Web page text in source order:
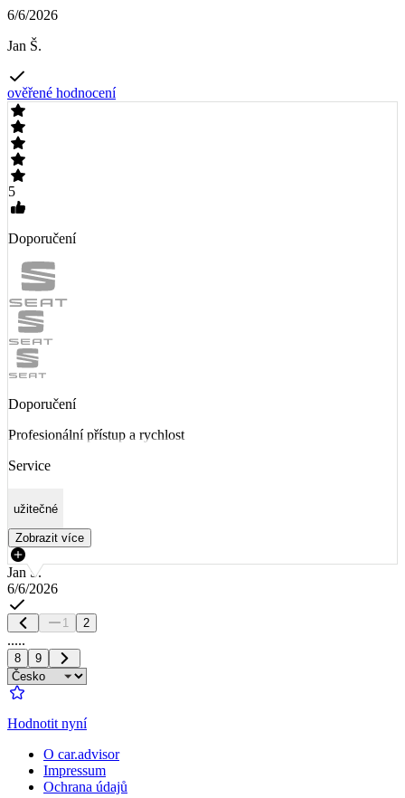
6/6/2026
Jan Š.
ověřené hodnocení
5
Doporučení
Doporučení
Profesionální přístup a rychlost
Service
užitečné
Zobrazit více
Jan Š.
6/6/2026
1 2
.....
8 9
Hodnotit nyní
O car.advisor
Impressum
Ochrana údajů